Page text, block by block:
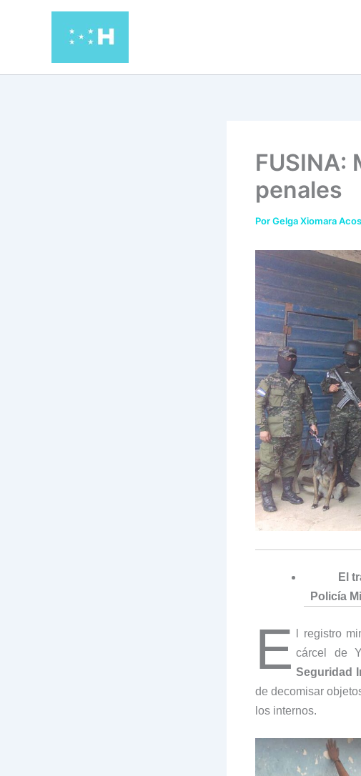
FUSINA:
penales
PorGelga Xiomara
El
Policía
E
l registro
cárcel de
Seguridad
de decomisar
los internos.